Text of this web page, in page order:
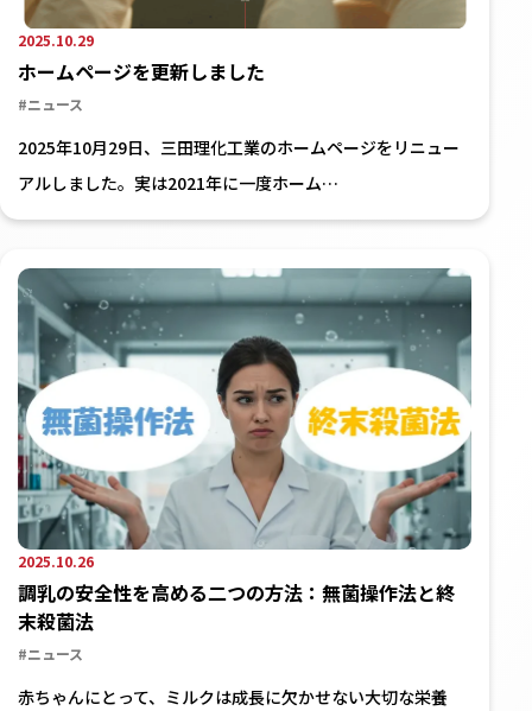
2025.10.29
ホームページを更新しました
#ニュース
2025年10月29日、三田理化工業のホームページをリニュー
アルしました。実は2021年に一度ホーム…
2025.10.26
調乳の安全性を高める二つの方法：無菌操作法と終
末殺菌法
#ニュース
赤ちゃんにとって、ミルクは成長に欠かせない大切な栄養